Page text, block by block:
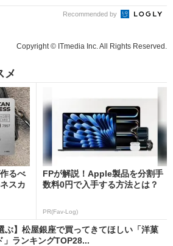
Recommended by
Copyright © ITmedia Inc. All Rights Reserved.
メ
るべ
スカ
FPが解説！Apple製品を分割手
数料0円で入手する方法とは？
PR(Fav-Log)
ぶ】松屋銀座で買ってきてほしい「洋菓
」ランキングTOP28...